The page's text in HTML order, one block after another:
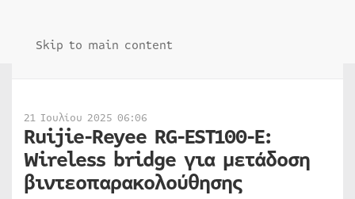
Skip to main content
21 Ιουλίου 2025 06:06
Ruijie-Reyee RG-EST100-E:
Wireless bridge για μετάδοση
βιντεοπαρακολούθησης